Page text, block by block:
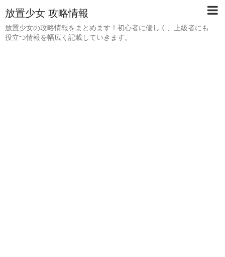
放置少女 攻略情報
放置少女の攻略情報をまとめます！初心者に優しく、上級者にも
役立つ情報を幅広く記載していきます。